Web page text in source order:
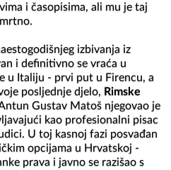
i časopisima, ali mu je taj
izbivanja iz
i definitivno se vraća u
u Italiju - prvi put u Firencu, a
posljednje djelo, Rimske
Gustav Matoš njegovao je
kao profesionalni pisac
U toj kasnoj fazi posvađan
opcijama u Hrvatskoj -
prava i javno se razišao s